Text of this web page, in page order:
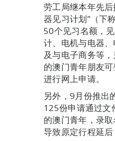
劳工局继本年先
器见习计划”（下
50个见习名额，
计、电机与电器
及与电子商务等
的澳门青年朋友
进行网上申请。
另外，9月份推出
125份申请通过文
的澳门青年，录
导致原定行程延